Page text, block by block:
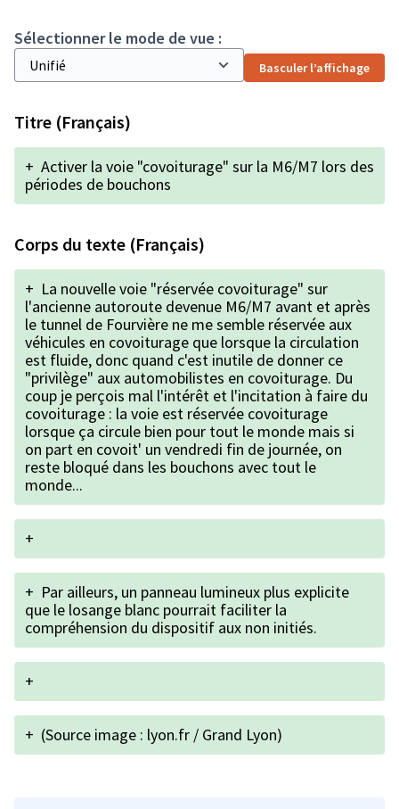
Sélectionner le mode de vue :
Basculer l’affichage
Titre (Français)
+ Activer la voie "covoiturage" sur la M6/M7 lors des
périodes de bouchons
Corps du texte (Français)
+ La nouvelle voie "réservée covoiturage" sur
l'ancienne autoroute devenue M6/M7 avant et après
le tunnel de Fourvière ne me semble réservée aux
véhicules en covoiturage que lorsque la circulation
est fluide, donc quand c'est inutile de donner ce
"privilège" aux automobilistes en covoiturage. Du
coup je perçois mal l'intérêt et l'incitation à faire du
covoiturage : la voie est réservée covoiturage
lorsque ça circule bien pour tout le monde mais si
on part en covoit' un vendredi fin de journée, on
reste bloqué dans les bouchons avec tout le
monde...
+
+ Par ailleurs, un panneau lumineux plus explicite
que le losange blanc pourrait faciliter la
compréhension du dispositif aux non initiés.
+
+ (Source image : lyon.fr / Grand Lyon)